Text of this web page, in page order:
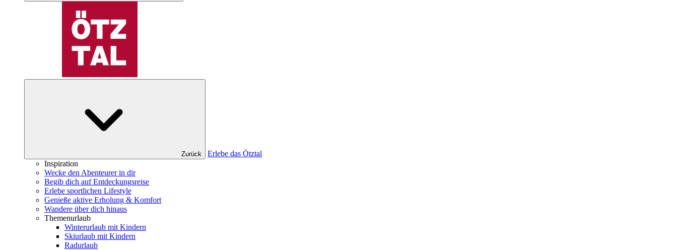
Zurück
Erlebe das Ötztal
Inspiration
Wecke den Abenteurer in dir
Begib dich auf Entdeckungsreise
Erlebe sportlichen Lifestyle
Genieße aktive Erholung & Komfort
Wandere über dich hinaus
Themenurlaub
Winterurlaub mit Kindern
Skiurlaub mit Kindern
Radurlaub